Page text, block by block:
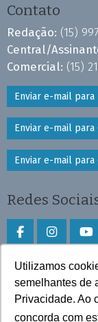
Utilizamos
semelhantes de
Privacidade. Ao
concorda com
Contato
Redação: (15)
Central/
Comercial: (15)
Enviar e-mail para
Enviar e-mail
Enviar e-mail para
Redes
Faça download
Play Store e App